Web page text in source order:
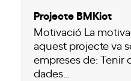
Projecte BMKiot
Motivació La
aquest projecte va
empreses de: Tenir
dades…